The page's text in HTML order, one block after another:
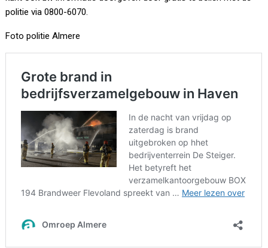
politie via 0800-6070.
Foto politie Almere